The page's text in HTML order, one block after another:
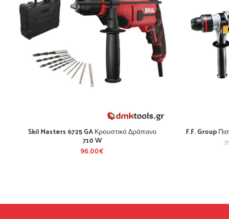
Skil Masters 6725 GA Κρουστικό Δράπανο
710 W
96.00€
F.F. Group